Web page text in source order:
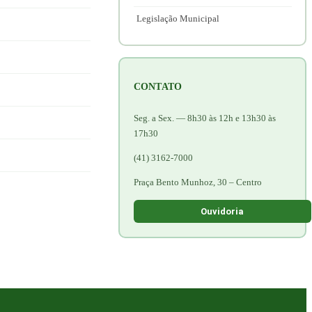
Legislação Municipal
CONTATO
Seg. a Sex. — 8h30 às 12h e 13h30 às
17h30
(41) 3162-7000
Praça Bento Munhoz, 30 – Centro
Ouvidoria